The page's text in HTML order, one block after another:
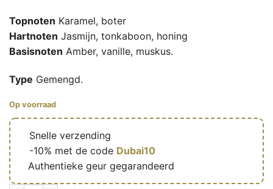
Topnoten Karamel, boter
Hartnoten Jasmijn, tonkaboon, honing
Basisnoten Amber, vanille, muskus.
Type Gemengd.
Op voorraad
Snelle verzending
-10% met de code Dubai10
Authentieke geur gegarandeerd